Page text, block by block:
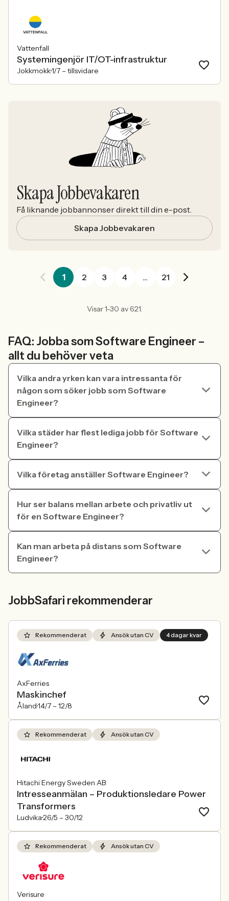
Vattenfall
Systemingenjör IT/OT-infrastruktur
Jokkmokk1/7 – tillsvidare
Skapa Jobbevakaren
Få liknande jobbannonser direkt till din e-post.
Skapa Jobbevakaren
1 2 3 4 ... 21
Visar 1-30 av 621.
FAQ: Jobba som Software Engineer –
allt du behöver veta
Vilka andra yrken kan vara intressanta för
någon som söker jobb som Software
Engineer?
Vilka städer har flest lediga jobb för Software
Engineer?
Vilka företag anställer Software Engineer?
Hur ser balans mellan arbete och privatliv ut
för en Software Engineer?
Kan man arbeta på distans som Software
Engineer?
JobbSafari rekommenderar
Rekommenderat Ansök utan CV 4 dagar kvar
AxFerries
Maskinchef
Åland14/7 – 12/8
Rekommenderat Ansök utan CV
Hitachi Energy Sweden AB
Intresseanmälan – Produktionsledare Power
Transformers
Ludvika26/5 – 30/12
Rekommenderat Ansök utan CV
Verisure